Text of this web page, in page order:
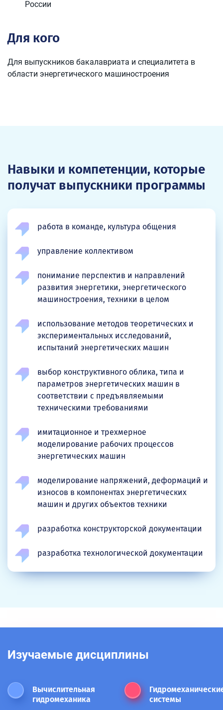
России
Для кого
Для выпускников бакалавриата и специалитета в
области энергетического машиностроения
Навыки и компетенции, которые
получат выпускники программы
работа в команде, культура общения
управление коллективом
понимание перспектив и направлений
развития энергетики, энергетического
машиностроения, техники в целом
использование методов теоретических и
экспериментальных исследований,
испытаний энергетических машин
выбор конструктивного облика, типа и
параметров энергетических машин в
соответствии с предъявляемыми
техническими требованиями
имитационное и трехмерное
моделирование рабочих процессов
энергетических машин
моделирование напряжений, деформаций и
износов в компонентах энергетических
машин и других объектов техники
разработка конструкторской документации
разработка технологической документации
Изучаемые дисциплины
Вычислительная
гидромеханика
системы